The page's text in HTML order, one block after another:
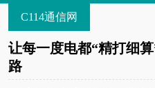
C114通信网
让每一度电都“精打细
路